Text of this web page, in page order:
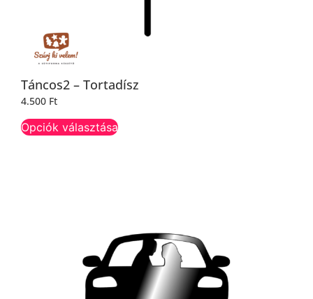
Táncos2 – Tortadísz
4.500 Ft
Opciók választása